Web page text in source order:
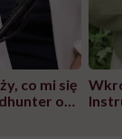
co mi się
o